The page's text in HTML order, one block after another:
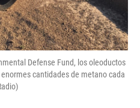
Defense Fund, los oleoductos
cantidades de metano cada